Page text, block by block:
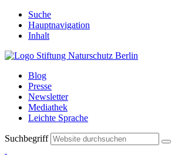
Suche
Hauptnavigation
Inhalt
Blog
Presse
Newsletter
Mediathek
Leichte Sprache
Suchbegriff